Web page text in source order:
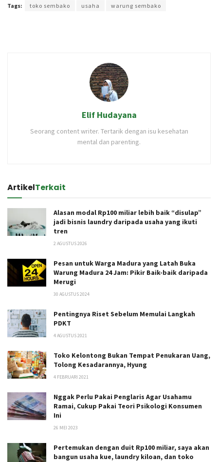
Tags: toko sembako usaha warung sembako
Elif Hudayana
Seorang content writer. Tertarik dengan isu kesehatan
mental dan parenting.
ArtikelTerkait
Alasan modal Rp100 miliar lebih baik “disulap”
jadi bisnis laundry daripada usaha yang ikuti
tren
2 AGUSTUS 2026
Pesan untuk Warga Madura yang Latah Buka
Warung Madura 24 Jam: Pikir Baik-baik daripada
Merugi
30 AGUSTUS 2024
Pentingnya Riset Sebelum Memulai Langkah
PDKT
4 AGUSTUS 2021
Toko Kelontong Bukan Tempat Penukaran Uang,
Tolong Kesadarannya, Hyung
4 FEBRUARI 2021
Nggak Perlu Pakai Penglaris Agar Usahamu
Ramai, Cukup Pakai Teori Psikologi Konsumen
Ini
26 MEI 2023
Pertemukan dengan duit Rp100 miliar, saya akan
bangun usaha kue, laundry kiloan, dan toko